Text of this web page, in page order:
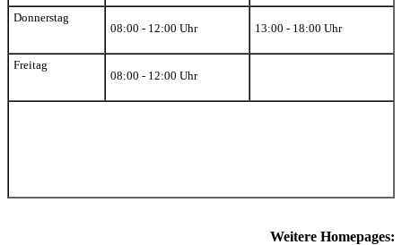
Donnerstag
08:00 - 12:00 Uhr
13:00 - 18:00 Uhr
Freitag
08:00 - 12:00 Uhr
Weitere Homepages: